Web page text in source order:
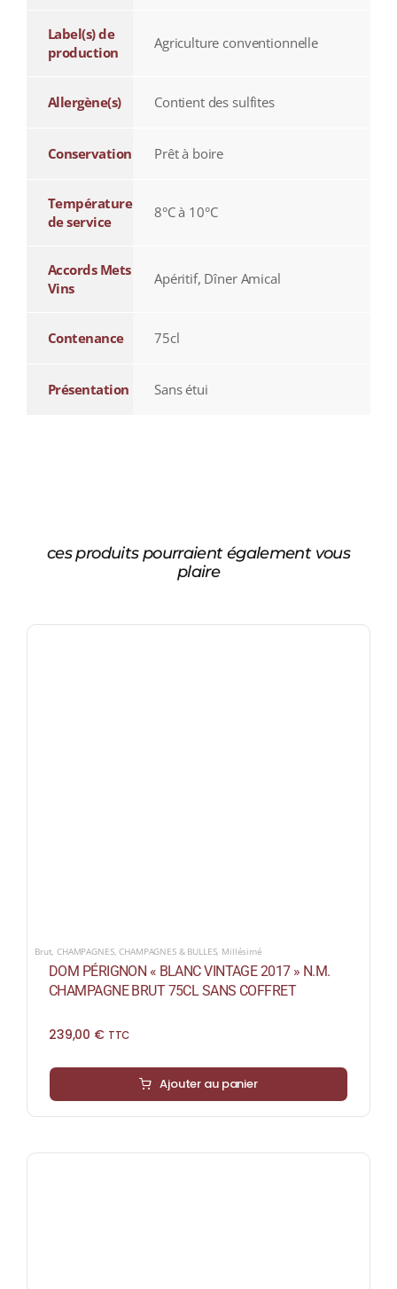
Label(s) de
production
Agriculture conventionnelle
Allergène(s) Contient des sulfites
Conservation Prêt à boire
Température
de service
8°C à 10°C
Accords Mets
Vins
Apéritif, Dîner Amical
Contenance 75cl
Présentation Sans étui
ces produits pourraient également vous
plaire
Brut ,CHAMPAGNES,CHAMPAGNES & BULLES, Millésimé
DOM PÉRIGNON « BLANC VINTAGE 2017 » N.M.
CHAMPAGNE BRUT 75CL SANS COFFRET
239,00 € TTC
Ajouter au panier